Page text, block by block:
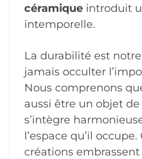
céramique introduit
intemporelle.
La durabilité est
jamais occulter
Nous comprenons
aussi être un objet
s’intègre
l’espace qu’il
créations